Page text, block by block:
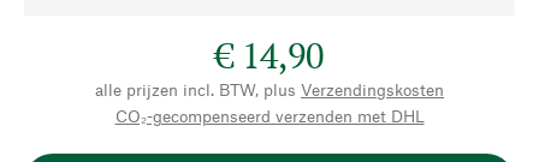
€ 14,90
alle prijzen incl. BTW, plus Verzendingskosten
CO₂-gecompenseerd verzenden met DHL